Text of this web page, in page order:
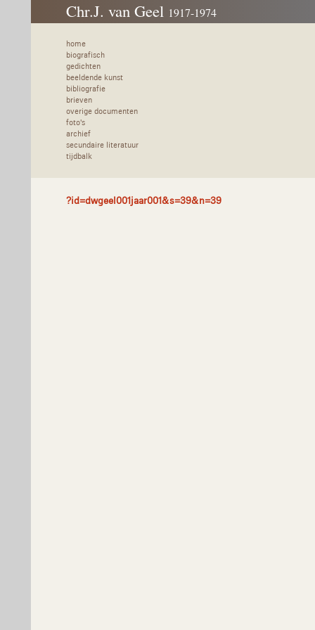
Chr.J. van Geel 1917-1974
home
biografisch
gedichten
beeldende kunst
bibliografie
brieven
overige documenten
foto's
archief
secundaire literatuur
tijdbalk
?id=dwgeel001jaar001&s=39&n=39